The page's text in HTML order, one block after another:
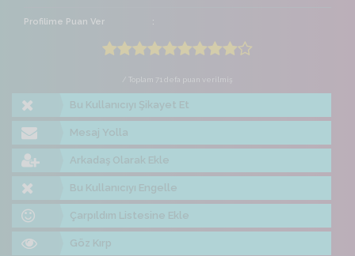
Profilime Puan Ver
/ Toplam 71 defa puan verilmiş
Bu Kullanıcıyı Şikayet Et
Mesaj Yolla
Arkadaş Olarak Ekle
Bu Kullanıcıyı Engelle
Çarpıldım Listesine Ekle
Göz Kırp